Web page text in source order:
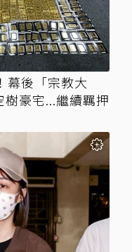
幕後「宗教大
豪宅...繼續羈押